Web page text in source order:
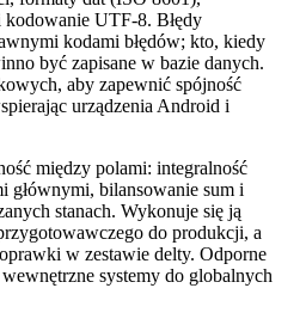
UTF-8. Błędy
kodami błędów; kto, kiedy
być zapisane w bazie danych.
aby zapewnić spójność
urządzenia Android i
między polami: integralność
głównymi, bilansowanie sum i
stanach. Wykonuje się ją
do produkcji, a
w zestawie delty. Odporne
systemy do globalnych